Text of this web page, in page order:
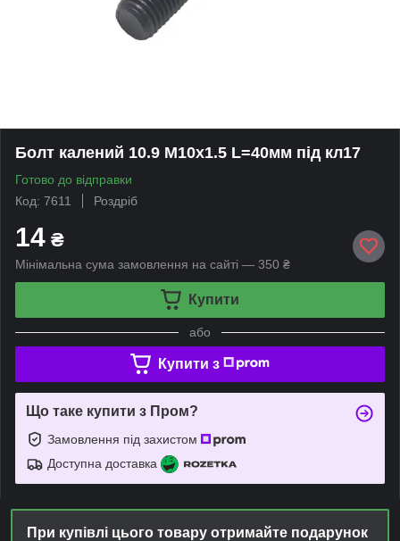
Болт калений 10.9 М10х1.5 L=40мм під кл17
Готово до відправки
Код: 7611
Роздріб
14 ₴
Мінімальна сума замовлення на сайті — 350 ₴
Купити
або
Купити з
Що таке купити з Пром?
Замовлення під захистом
Доступна доставка
При купівлі цього товару отримайте подарунок